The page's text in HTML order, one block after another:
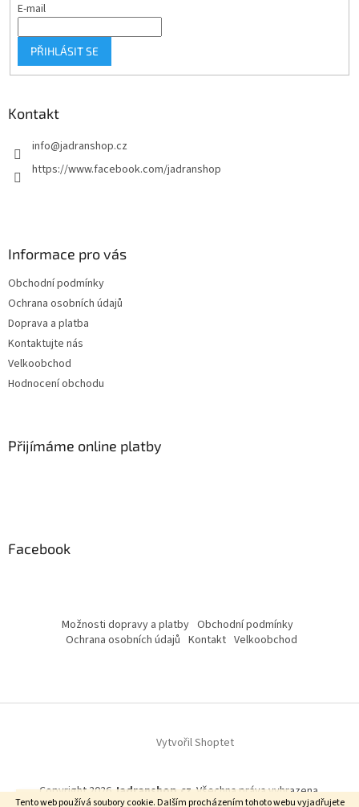
Tento web používá soubory cookie. Dalším procházením tohoto webu vyjadřujete
Upozornění: od 17.8 - 31.8.2026 nebude možné objednávat.
E-mail
PŘIHLÁSIT SE
Kontakt
info@jadranshop.cz
https://www.facebook.com/jadranshop
Informace pro vás
Obchodní podmínky
Ochrana osobních údajů
Doprava a platba
Kontaktujte nás
Velkoobchod
Hodnocení obchodu
Přijímáme online platby
Facebook
Možnosti dopravy a platby Obchodní podmínky
Ochrana osobních údajů Kontakt Velkoobchod
Vytvořil Shoptet
Copyright 2026Jadranshop.cz. Všechna práva vyhrazena.